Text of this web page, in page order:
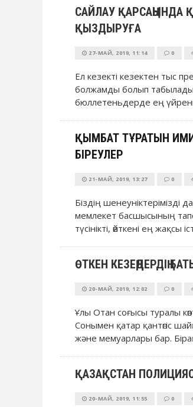
САЙЛАУ
ҚЫЗДЫРУҒА
27-МАЙ, 2019, 11:14 0
Ел кезекті кезектен тыс
болжамды болып
бюллетеньдерде ең
ҚЫМБАТ ТҰРАТЫН
БІРЕУЛЕР
21-МАЙ, 2019, 13:27 0
Біздің
мемлекет басшысының
түсінікті, өйткені ең
ӨТКЕН КЕЗЕҢДЕРДІҢ
20-МАЙ, 2019, 12:02 0
Ұлы Отан соғысы туралы
Сонымен қатар қантөгіс
және мемуарлары бар.
ҚАЗАҚСТАН
20-МАЙ, 2019, 11:55 0